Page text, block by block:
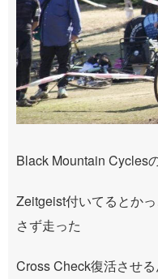
Black Mountain Cycles
Zeitgeist付いてるとか
さず走った
Cross Check復活させ